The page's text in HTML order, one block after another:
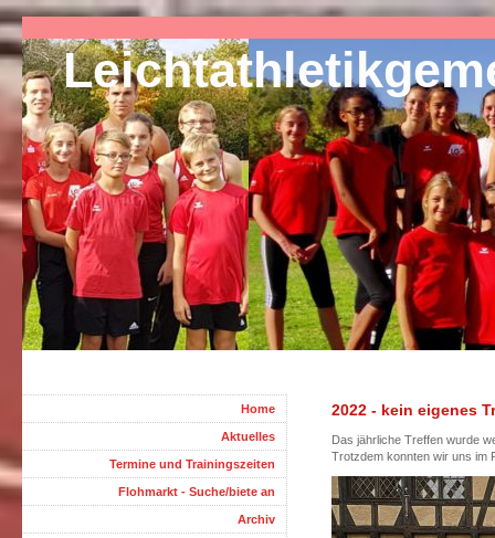
2022 - kein eigenes
Das jährliche Treffen wurde
Trotzdem konnten wir uns im
Home
Aktuelles
Termine und Trainingszeiten
Flohmarkt - Suche/biete an
Archiv